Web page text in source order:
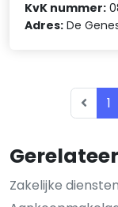
Zakelijke
KvK nummer:
Adres: De
1